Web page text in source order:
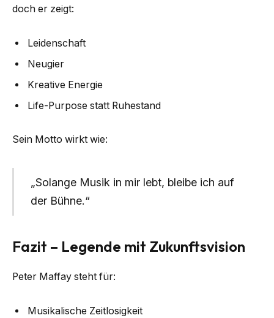
doch er zeigt:
Leidenschaft
Neugier
Kreative Energie
Life-Purpose statt Ruhestand
Sein Motto wirkt wie:
„Solange Musik in mir lebt, bleibe ich auf
der Bühne.“
Fazit – Legende mit Zukunftsvision
Peter Maffay steht für:
Musikalische Zeitlosigkeit